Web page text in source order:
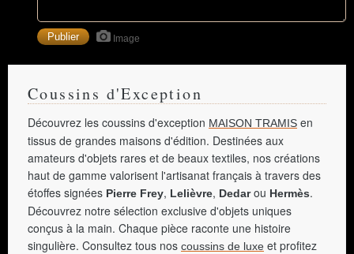
Image
Coussins d'Exception
Découvrez les coussins d'exception MAISON TRAMIS en
tissus de grandes maisons d'édition. Destinées aux
amateurs d'objets rares et de beaux textiles, nos créations
haut de gamme valorisent l'artisanat français à travers des
étoffes signées Pierre Frey, Lelièvre, Dedarou Hermès.
Découvrez notre sélection exclusive d'objets uniques
conçus à la main. Chaque pièce raconte une histoire
singulière. Consultez tous nos coussins de luxe et profitez